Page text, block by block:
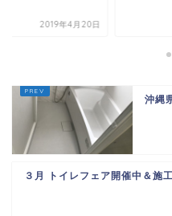
2019年4月20日
沖縄
３月 トイレフェア開催中＆施